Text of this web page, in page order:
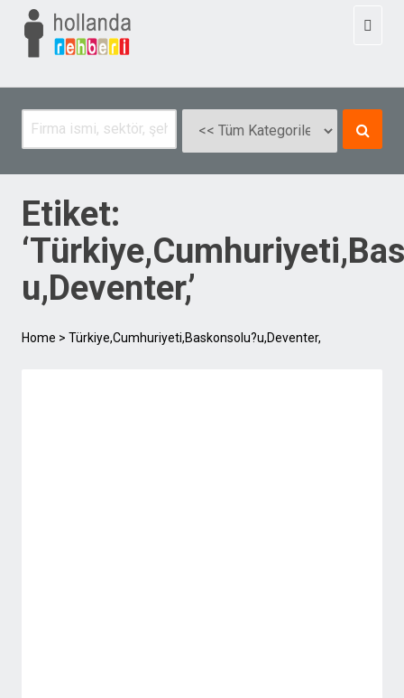
Etiket:
u,Deventer,’
Home > Türkiye,Cumhuriyeti,Baskonsolu?u,Deventer,